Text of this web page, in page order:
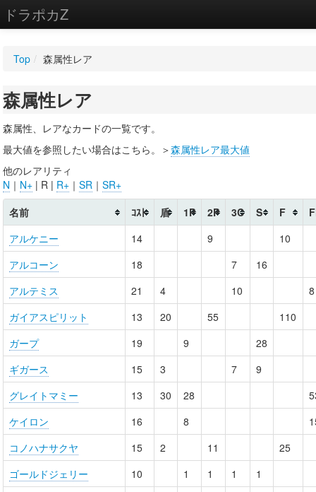
ドラポカZ
WIKI
設定
Top / 森属性レア
森属性レア
森属性、レアなカードの一覧です。
最大値を参照したい場合はこちら。＞森属性レア最大値
他のレアリティ
N ｜ N+ | R | R+ ｜ SR ｜ SR+
名前
ｺｽﾄ 盾 1P 2P 3C S F
アルケニー
14 9
10
アルコーン
18 7
16
アルテミス
21 4 10
8
ガイアスピリット
13 20 55
110
ガープ
19 9
28
ギガース
15 3 7
9
グレイトマミー
13 30 28
ケイロン
16 8
コノハナサクヤ
15 2 11
25
ゴールドジェリー
10 1 1 1
1